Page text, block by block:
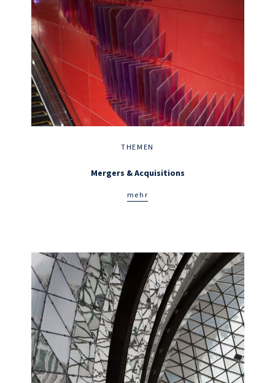
THEMEN
Mergers & Acquisitions
mehr